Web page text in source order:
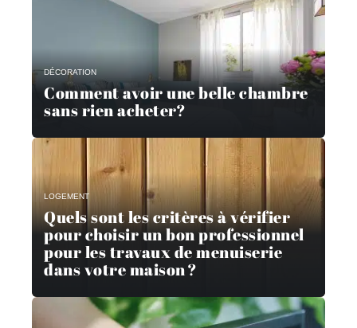
DÉCORATION
Comment avoir une belle chambre
sans rien acheter?
LOGEMENT
Quels sont les critères à vérifier
pour choisir un bon professionnel
pour les travaux de menuiserie
dans votre maison ?